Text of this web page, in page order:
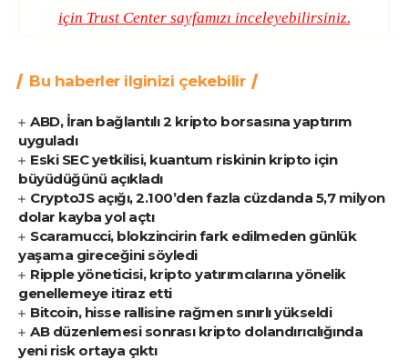
için Trust Centersayfamızı inceleyebilirsiniz.
Bu haberler ilginizi çekebilir
ABD, İran bağlantılı 2 kripto borsasına yaptırım
uyguladı
Eski SEC yetkilisi, kuantum riskinin kripto için
büyüdüğünü açıkladı
CryptoJS açığı, 2.100’den fazla cüzdanda 5,7 milyon
dolar kayba yol açtı
Scaramucci, blokzincirin fark edilmeden günlük
yaşama gireceğini söyledi
Ripple yöneticisi, kripto yatırımcılarına yönelik
genellemeye itiraz etti
Bitcoin, hisse rallisine rağmen sınırlı yükseldi
AB düzenlemesi sonrası kripto dolandırıcılığında
yeni risk ortaya çıktı